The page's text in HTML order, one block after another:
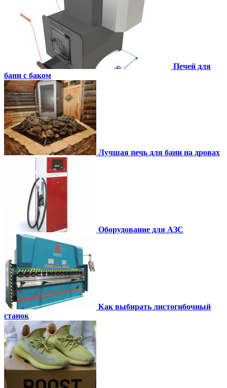
Печей для
бани с баком
Лучшая печь для бани на дровах
Оборудование для АЗС
Как выбирать листогибочный
станок